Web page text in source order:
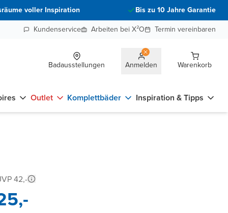
voller Inspiration
Bis zu 10 Jahre Garantie
Kundenservice
Arbeiten bei X²O Termin vereinbaren
Badausstellungen Anmelden Warenkorb
Outlet Komplettbäder Inspiration & Tipps
42,-